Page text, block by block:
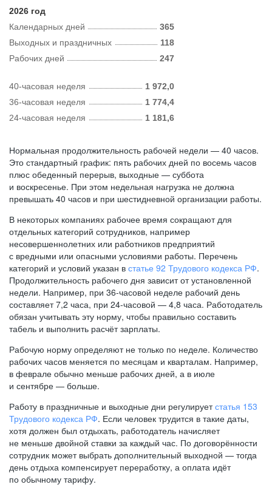
2026 год
Календарных дней
365
Рабочих дней 247
Выходных и праздничных 118
40-часовая неделя
1 972,0
36-часовая неделя
1 774,4
24-часовая неделя
1 181,6
Нормальная продолжительность рабочей недели — 40 часов.
Это стандартный график: пять рабочих дней по восемь часов
плюс обеденный перерыв, выходные — суббота
и воскресенье. При этом недельная нагрузка не должна
превышать 40 часов и при шестидневной организации работы.
В некоторых компаниях рабочее время сокращают для
отдельных категорий сотрудников, например
несовершеннолетних или работников предприятий
с вредными или опасными условиями работы. Перечень
категорий и условий указан в статье 92 Трудового кодекса РФ.
Продолжительность рабочего дня зависит от установленной
недели. Например, при 36-часовой неделе рабочий день
составляет 7,2 часа, при 24-часовой — 4,8 часа. Работодатель
обязан учитывать эту норму, чтобы правильно составить
табель и выполнить расчёт зарплаты.
Рабочую норму определяют не только по неделе. Количество
рабочих часов меняется по месяцам и кварталам. Например,
в феврале обычно меньше рабочих дней, а в июле
и сентябре — больше.
Работу в праздничные и выходные дни регулируетстатья 153
Трудового кодекса РФ. Если человек трудится в такие даты,
хотя должен был отдыхать, работодатель начисляет
не меньше двойной ставки за каждый час. По договорённости
сотрудник может выбрать дополнительный выходной — тогда
день отдыха компенсирует переработку, а оплата идёт
по обычному тарифу.